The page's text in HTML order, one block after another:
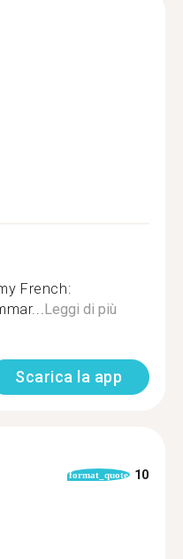
French:
Leggi di più
Scarica la app
format_quote 10